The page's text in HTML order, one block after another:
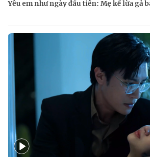
Yêu em như ngày đầu tiên: Mẹ kế lừa gả